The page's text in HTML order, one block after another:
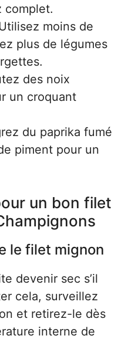
complet.
moins de
plus de légumes
des noix
un croquant
du paprika fumé
piment pour un
un bon filet
le filet mignon
devenir sec s’il
cela, surveillez
et retirez-le dès
interne de